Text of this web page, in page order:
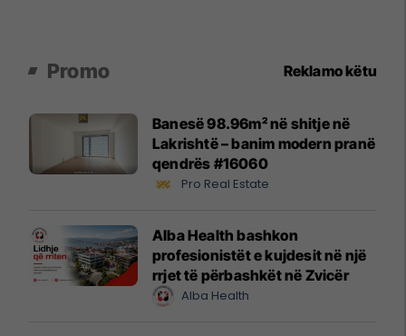
Promo Reklamo këtu
Banesë 98.96m² në shitje në
Lakrishtë – banim modern pranë
qendrës #16060
Pro Real Estate
Alba Health bashkon
profesionistët e kujdesit në një
rrjet të përbashkët në Zvicër
Alba Health